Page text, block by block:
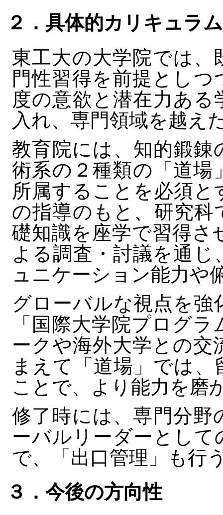
２．具体的カリキュラム
東工大の大学院では、
門性習得を前提とし
度の意欲と潜在力あ
入れ、専門領域を越え
教育院には、知的鍛錬
術系の２種類の「道場
所属することを必須
の指導のもと、研究科
礎知識を座学で習得さ
よる調査・討議を通
ュニケーション能力や
グローバルな視点を
「国際大学院プログ
ークや海外大学との
まえて「道場」では
ことで、より能力を磨
修了時には、専門分野
ーバルリーダーとし
で、「出口管理」も行
３．今後の方向性